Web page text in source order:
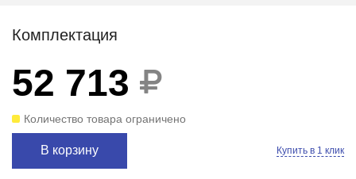
Комплектация
52 713
Количество товара ограничено
В корзину Купить в 1 клик